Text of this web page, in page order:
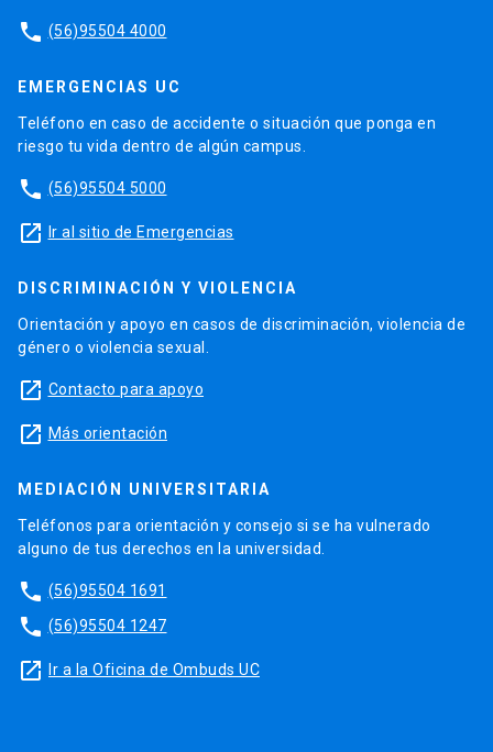
phone (56)95504 4000
EMERGENCIAS UC
Teléfono en caso de accidente o situación que ponga en
riesgo tu vida dentro de algún campus.
phone (56)95504 5000
launch Ir al sitio de Emergencias
DISCRIMINACIÓN Y VIOLENCIA
Orientación y apoyo en casos de discriminación, violencia de
género o violencia sexual.
launch Contacto para apoyo
launch Más orientación
MEDIACIÓN UNIVERSITARIA
Teléfonos para orientación y consejo si se ha vulnerado
alguno de tus derechos en la universidad.
phone (56)95504 1691
phone (56)95504 1247
launch Ir a la Oficina de Ombuds UC